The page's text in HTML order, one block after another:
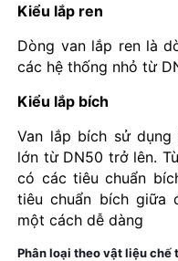
Kiểu lắp ren
Dòng van lắp ren là
các hệ thống nhỏ từ
Kiểu lắp bích
Van lắp bích sử
lớn từ DN50 trở lên.
có các tiêu chuẩn
tiêu chuẩn bích giữa
một cách dễ dàng
Phân loại theo vật liệu chế